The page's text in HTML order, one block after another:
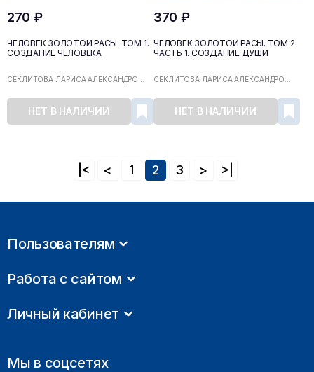
270 ₽
ЧЕЛОВЕК ЗОЛОТОЙ РАСЫ. ТОМ 1.
СОЗДАНИЕ ЧЕЛОВЕКА
СЕКЛИТОВА ЛАРИСА АЛЕКСАНДРО...
НЕТ В НАЛИЧИИ
370 ₽
ЧЕЛОВЕК ЗОЛОТОЙ РАСЫ. ТОМ 2.
ЧАСТЬ 1. СОЗДАНИЕ ДУШИ
СЕКЛИТОВА ЛАРИСА АЛЕКСАНДРО...
НЕТ В НАЛИЧИИ
|< < 1 2 3 > >|
Пользователям
Работа с сайтом
Личный кабинет
Мы в соцсетях